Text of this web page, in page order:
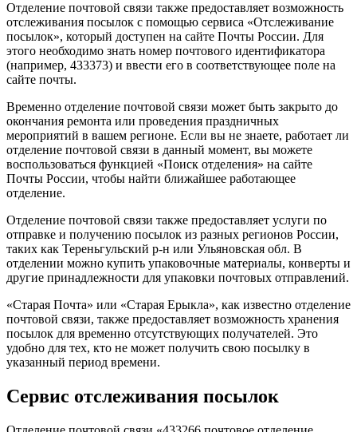
Отделение почтовой связи также предоставляет возможность
отслеживания посылок с помощью сервиса «Отслеживание
посылок», который доступен на сайте Почты России. Для
этого необходимо знать номер почтового идентификатора
(например, 433373) и ввести его в соответствующее поле на
сайте почты.
Временно отделение почтовой связи может быть закрыто до
окончания ремонта или проведения праздничных
мероприятий в вашем регионе. Если вы не знаете, работает ли
отделение почтовой связи в данный момент, вы можете
воспользоваться функцией «Поиск отделения» на сайте
Почты России, чтобы найти ближайшее работающее
отделение.
Отделение почтовой связи также предоставляет услуги по
отправке и получению посылок из разных регионов России,
таких как Тереньгульский р-н или Ульяновская обл. В
отделении можно купить упаковочные материалы, конверты и
другие принадлежности для упаковки почтовых отправлений.
«Старая Почта» или «Старая Ерыкла», как известно отделение
почтовой связи, также предоставляет возможность хранения
посылок для временно отсутствующих получателей. Это
удобно для тех, кто не может получить свою посылку в
указанный период времени.
Сервис отслеживания посылок